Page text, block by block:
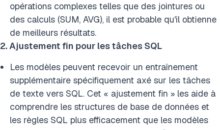
opérations complexes telles que des jointures ou
des calculs (SUM, AVG), il est probable qu'il obtienne
de meilleurs résultats.
2. Ajustement fin pour les tâches SQL
Les modèles peuvent recevoir un entraînement
supplémentaire spécifiquement axé sur les tâches
de texte vers SQL. Cet « ajustement fin » les aide à
comprendre les structures de base de données et
les règles SQL plus efficacement que les modèles